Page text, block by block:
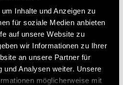
Inhalte und Anzeigen zu
für soziale Medien anbieten
auf unsere Website zu
wir Informationen zu Ihrer
an unsere Partner für
und Analysen weiter. Unsere
möglicherweise mit